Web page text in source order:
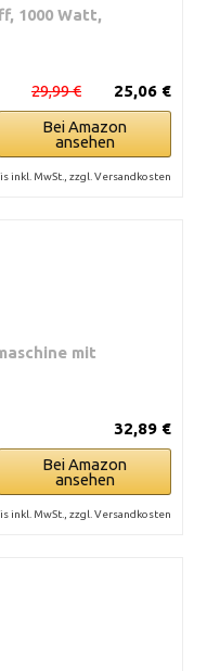
1000 Watt,
25,06 €
29,99 €
Bei Amazon
ansehen
inkl. MwSt., zzgl. Versandkosten
mit
32,89 €
Bei Amazon
ansehen
inkl. MwSt., zzgl. Versandkosten